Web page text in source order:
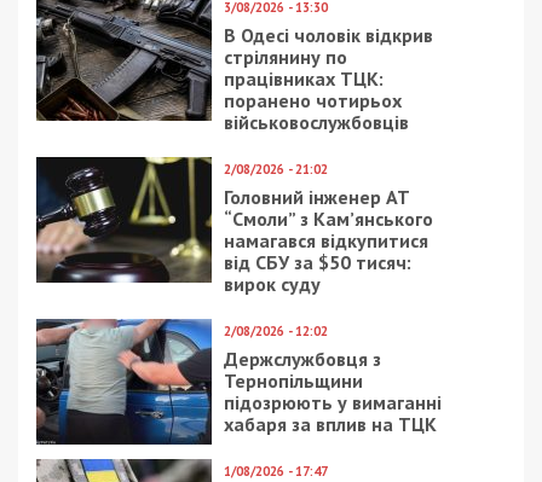
3/08/2026 - 13:30
В Одесі чоловік відкрив
стрілянину по
працівниках ТЦК:
поранено чотирьох
військовослужбовців
2/08/2026 - 21:02
Головний інженер АТ
“Смоли” з Кам’янського
намагався відкупитися
від СБУ за $50 тисяч:
вирок суду
2/08/2026 - 12:02
Держслужбовця з
Тернопільщини
підозрюють у вимаганні
хабаря за вплив на ТЦК
1/08/2026 - 17:47